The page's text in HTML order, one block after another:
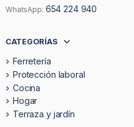
WhatsApp: 654 224 940
CATEGORÍAS
Ferretería
Protección laboral
Cocina
Hogar
Terraza y jardín